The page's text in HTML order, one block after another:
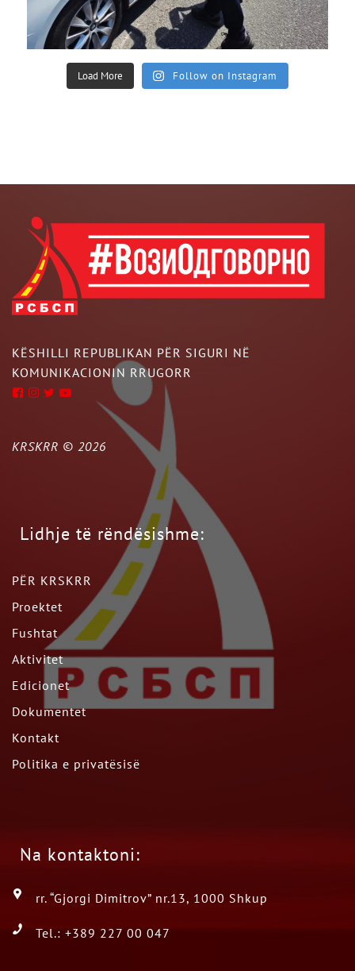
Load More Follow on Instagram
KËSHILLI REPUBLIKAN PËR SIGURI NË
KOMUNIKACIONIN RRUGORR
KRSKRR © 2026
Lidhje të rëndësishme:
PËR KRSKRR
Proektet
Fushtat
Aktivitet
Edicionet
Dokumentet
Kontakt
Politika e privatësisë
Na kontaktoni:
rr. “Gjorgi Dimitrov” nr.13, 1000 Shkup
Tel.: +389 227 00 047